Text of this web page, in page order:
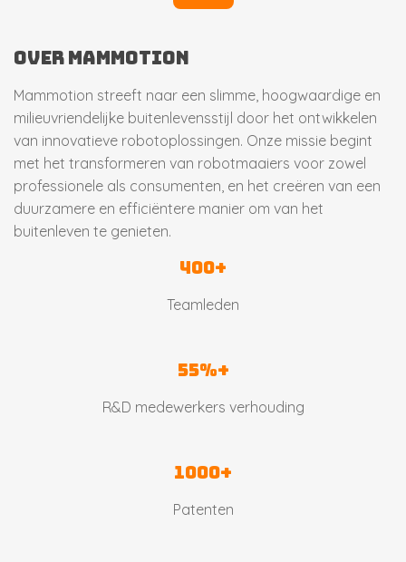
Over mammotion
Mammotion streeft naar een slimme, hoogwaardige en
milieuvriendelijke buitenlevensstijl door het ontwikkelen
van innovatieve robotoplossingen. Onze missie begint
met het transformeren van robotmaaiers voor zowel
professionele als consumenten, en het creëren van een
duurzamere en efficiëntere manier om van het
buitenleven te genieten.
400+
Teamleden
55%+
R&D medewerkers verhouding
1000+
Patenten